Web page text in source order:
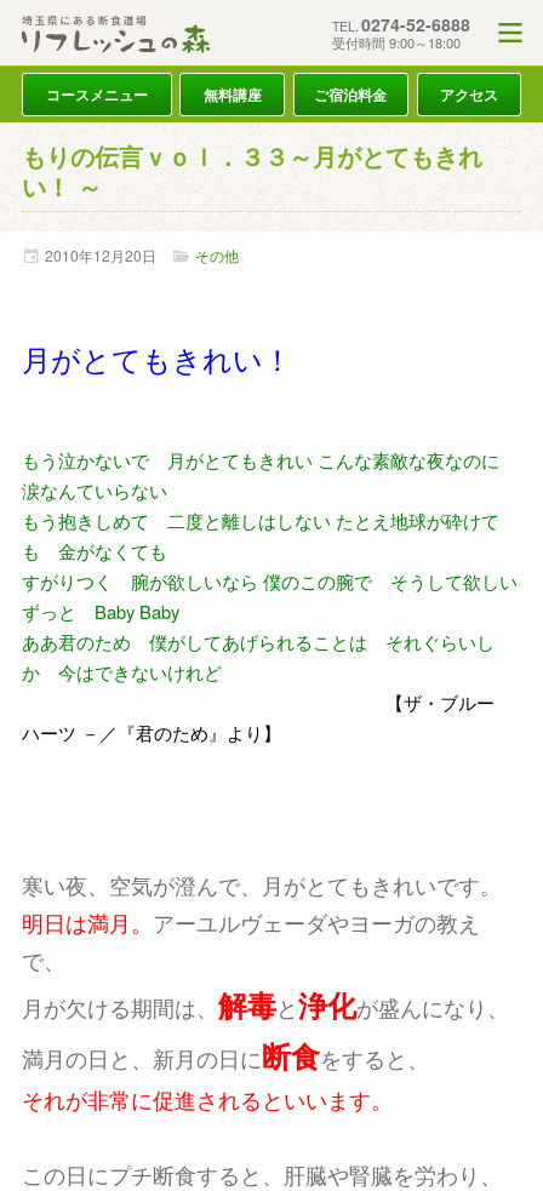
TEL. 0274-52-6888
受付時間 9:00～18:00
コースメニュー 無料講座 ご宿泊料金 アクセス
もりの伝言ｖｏｌ．３３～月がとてもきれ
い！ ～
2010年12月20日 その他
月がとてもきれい！
もう泣かないで 月がとてもきれい こんな素敵な夜なのに
涙なんていらない
もう抱きしめて 二度と離しはしない たとえ地球が砕けて
も 金がなくても
すがりつく 腕が欲しいなら 僕のこの腕で そうして欲しい
ずっと Baby Baby
ああ君のため 僕がしてあげられることは それぐらいし
か 今はできないけれど
【ザ・ブルー
ハーツ －／『君のため』より】
寒い夜、空気が澄んで、月がとてもきれいです。
明日は満月。 アーユルヴェーダやヨーガの教え
で、
月が欠ける期間は、 解毒と浄化が盛んになり、
満月の日と、新月の日に断食をすると、
それが非常に促進されるといいます。
この日にプチ断食すると、肝臓や腎臓を労わり、